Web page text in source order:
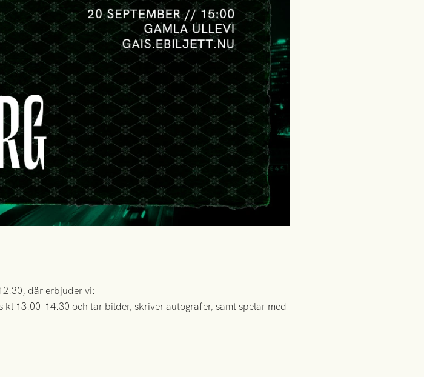
där erbjuder vi:
13.00-14.30 och tar bilder, skriver autografer, samt spelar med